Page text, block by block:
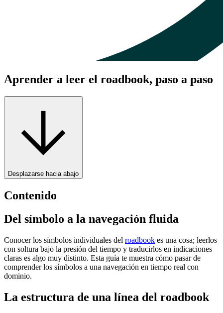
Aprender a leer el roadbook, paso a paso
Desplazarse hacia abajo
Contenido
Del símbolo a la navegación fluida
Conocer los símbolos individuales del roadbook es una cosa; leerlos
con soltura bajo la presión del tiempo y traducirlos en indicaciones
claras es algo muy distinto. Esta guía te muestra cómo pasar de
comprender los símbolos a una navegación en tiempo real con
dominio.
La estructura de una línea del roadbook